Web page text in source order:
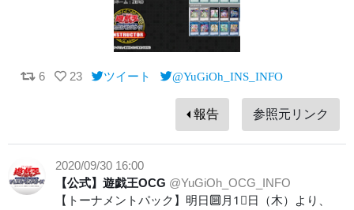
6 23 ツイート @YuGiOh_INS_INFO
報告 参照元リンク
2020/09/30 16:00
【公式】遊戯王OCG @YuGiOh_OCG_INFO
【トーナメントパック】明日🔟月1⃣日（木）より、